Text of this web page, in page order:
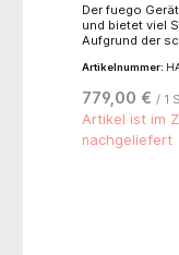
Der fuego
und bietet viel
Aufgrund der
mobiler
sitzende und
eignet sich zum
Artikelnummer:
779,00 € / 1
Artikel ist im
nachgeliefert